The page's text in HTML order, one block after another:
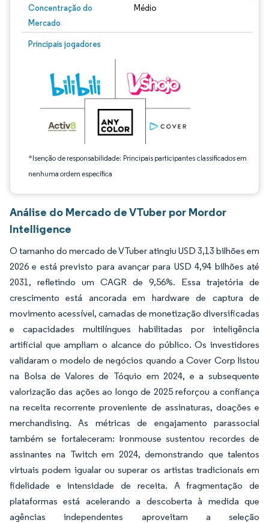
Concentração do
Mercado
Médio
Principais jogadores
*Isenção de responsabilidade: Principais participantes classificados em
nenhuma ordem específica
Imagem © Mordor Intelligence. O reuso requer atribuição conforme CC BY 4.0.
Análise do Mercado de VTuber por Mordor
Intelligence
O tamanho do mercado de VTuber atingiu USD 3,13 bilhões em
2026 e está previsto para avançar para USD 4,94 bilhões até
2031, refletindo um CAGR de 9,56%. Essa trajetória de
crescimento está ancorada em hardware de captura de
movimento acessível, camadas de monetização diversificadas
e capacidades multilíngues habilitadas por inteligência
artificial que ampliam o alcance do público. Os investidores
validaram o modelo de negócios quando a Cover Corp listou
na Bolsa de Valores de Tóquio em 2024, e a subsequente
valorização das ações ao longo de 2025 reforçou a confiança
na receita recorrente proveniente de assinaturas, doações e
merchandising. As métricas de engajamento parassocial
também se fortaleceram: Ironmouse sustentou recordes de
assinantes na Twitch em 2024, demonstrando que talentos
virtuais podem igualar ou superar os artistas tradicionais em
fidelidade e intensidade de receita. A fragmentação de
plataformas está acelerando a descoberta à medida que
agências independentes aproveitam a seleção